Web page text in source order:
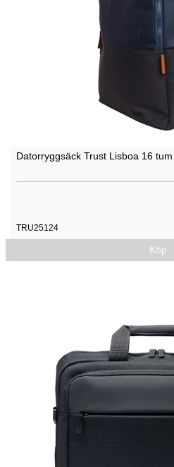
Datorryggsäck Trust Lisboa 16
TRU25124
Köp